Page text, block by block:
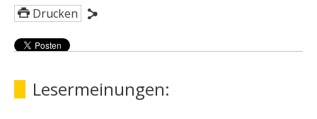
Drucken
Lesermeinungen: